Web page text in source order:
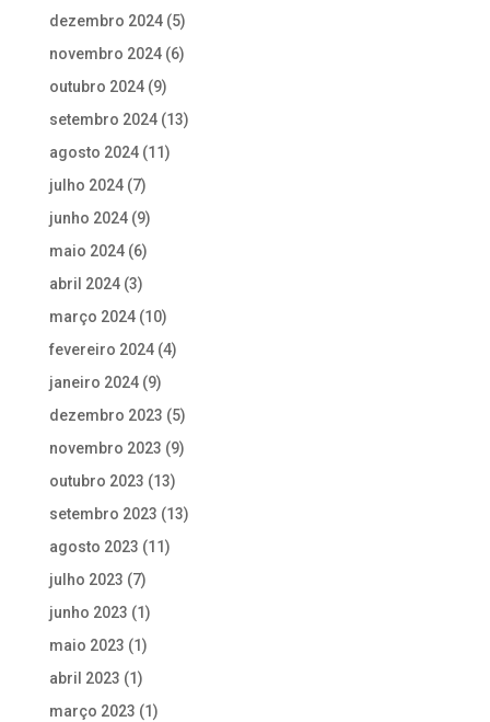
dezembro 2024(5)
novembro 2024(6)
outubro 2024(9)
setembro 2024(13)
agosto 2024(11)
julho 2024(7)
junho 2024(9)
maio 2024(6)
abril 2024(3)
março 2024(10)
fevereiro 2024(4)
janeiro 2024(9)
dezembro 2023 (5)
novembro 2023 (9)
outubro 2023 (13)
setembro 2023 (13)
agosto 2023 (11)
julho 2023 (7)
junho 2023 (1)
maio 2023 (1)
abril 2023 (1)
março 2023 (1)